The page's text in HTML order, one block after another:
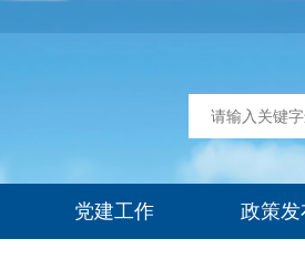
党建工作 政策发